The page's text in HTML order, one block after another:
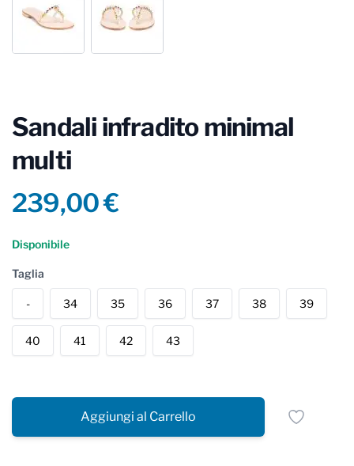
Sandali infradito minimal
multi
Product information
239,00 €
Reviews
Disponibile
Taglia
- 34 35 36 37 38 39
40 41 42 43
Aggiungi al Carrello